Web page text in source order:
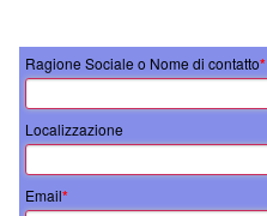
Ragione Sociale o Nome di contatto*
Localizzazione
Email*